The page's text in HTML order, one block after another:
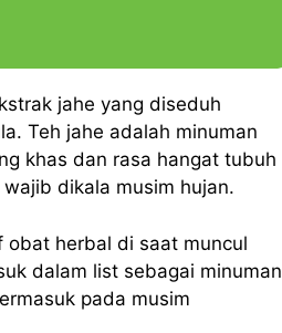
jahe yang diseduh
Teh jahe adalah minuman
khas dan rasa hangat tubuh
dikala musim hujan.
obat herbal di saat muncul
dalam list sebagai minuman
pada musim